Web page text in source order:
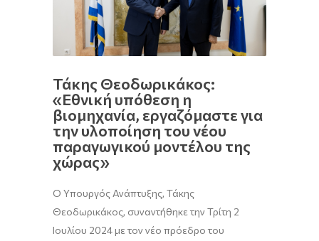
Τάκης Θεοδωρικάκος:
«Εθνική υπόθεση η
βιομηχανία, εργαζόμαστε για
την υλοποίηση του νέου
παραγωγικού μοντέλου της
χώρας»
Ο Υπουργός Ανάπτυξης, Τάκης
Θεοδωρικάκος, συναντήθηκε την Τρίτη 2
Ιουλίου 2024 με τον νέο πρόεδρο του